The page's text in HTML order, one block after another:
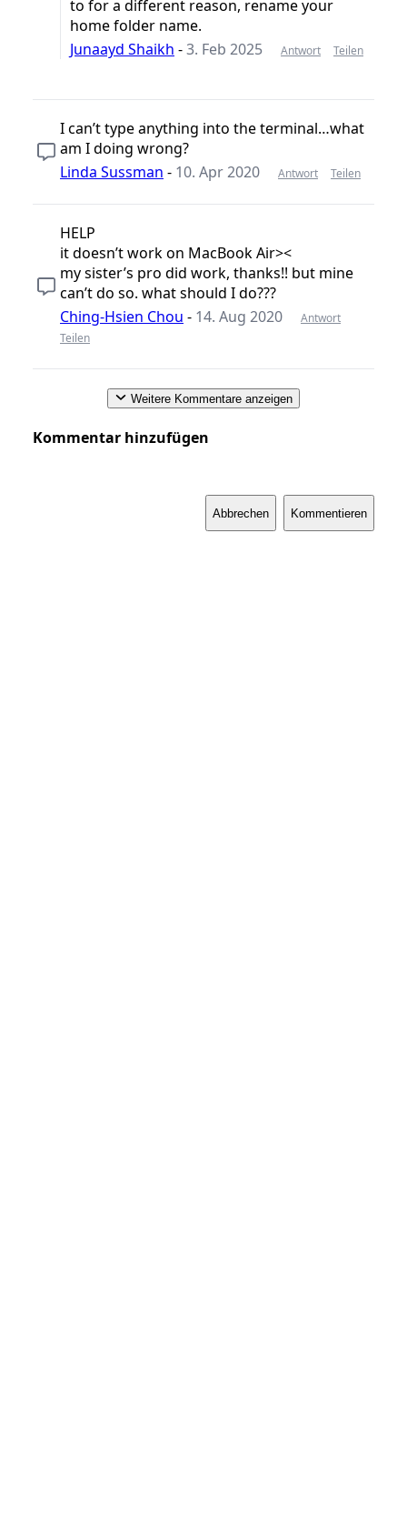
to for a different reason, rename your
home folder name.
Junaayd Shaikh -3. Feb 2025 Antwort Teilen
I can’t type anything into the terminal…what
am I doing wrong?
Linda Sussman - 10. Apr 2020 Antwort Teilen
HELP
it doesn’t work on MacBook Air><
my sister’s pro did work, thanks!! but mine
can’t do so. what should I do???
Ching-Hsien Chou - 14. Aug 2020
Antwort
Teilen
Weitere Kommentare anzeigen
Kommentar hinzufügen
Abbrechen Kommentieren